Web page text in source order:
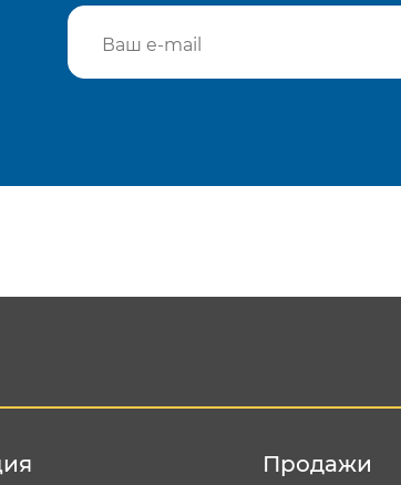
Продажи